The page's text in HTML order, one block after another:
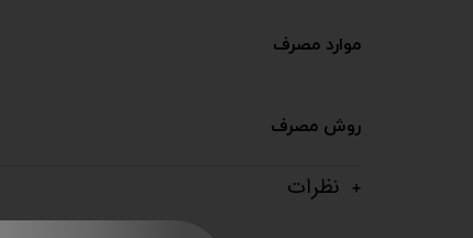
موارد مصرف
روش مصرف
نظرات